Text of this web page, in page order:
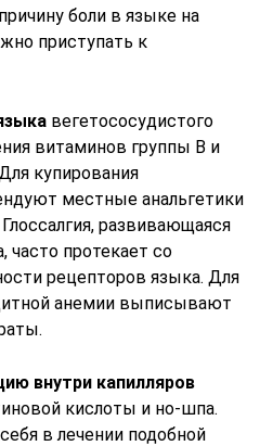
боли в языке на
приступать к
вегетососудистого
витаминов группы B и
купирования
местные анальгетики
развивающаяся
часто протекает со
рецепторов языка. Для
анемии выписывают
внутри капилляров
кислоты и но-шпа.
в лечении подобной